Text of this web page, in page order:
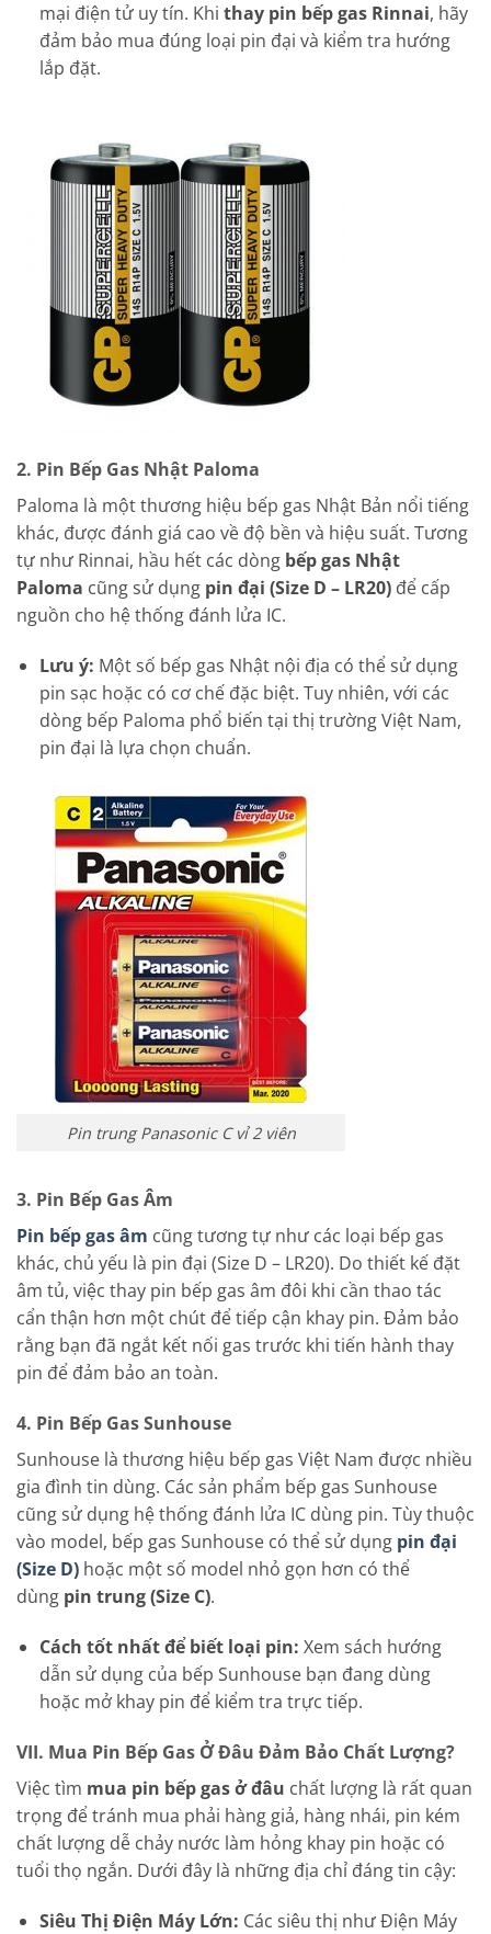
mại điện tử uy tín. Khi thay pin bếp gas Rinnai, hãy
đảm bảo mua đúng loại pin đại và kiểm tra hướng
lắp đặt.
2. Pin Bếp Gas Nhật Paloma
Paloma là một thương hiệu bếp gas Nhật Bản nổi tiếng
khác, được đánh giá cao về độ bền và hiệu suất. Tương
tự như Rinnai, hầu hết các dòng bếp gas Nhật
Paloma cũng sử dụng pin đại (Size D – LR20) để cấp
nguồn cho hệ thống đánh lửa IC.
Lưu ý: Một số bếp gas Nhật nội địa có thể sử dụng
pin sạc hoặc có cơ chế đặc biệt. Tuy nhiên, với các
dòng bếp Paloma phổ biến tại thị trường Việt Nam,
pin đại là lựa chọn chuẩn.
Pin trung Panasonic C vỉ 2 viên
3. Pin Bếp Gas Âm
Pin bếp gas âm cũng tương tự như các loại bếp gas
khác, chủ yếu là pin đại (Size D – LR20). Do thiết kế đặt
âm tủ, việc thay pin bếp gas âm đôi khi cần thao tác
cẩn thận hơn một chút để tiếp cận khay pin. Đảm bảo
rằng bạn đã ngắt kết nối gas trước khi tiến hành thay
pin để đảm bảo an toàn.
4. Pin Bếp Gas Sunhouse
Sunhouse là thương hiệu bếp gas Việt Nam được nhiều
gia đình tin dùng. Các sản phẩm bếp gas Sunhouse
cũng sử dụng hệ thống đánh lửa IC dùng pin. Tùy thuộc
vào model, bếp gas Sunhouse có thể sử dụng pin đại
(Size D) hoặc một số model nhỏ gọn hơn có thể
dùng pin trung (Size C).
Cách tốt nhất để biết loại pin: Xem sách hướng
dẫn sử dụng của bếp Sunhouse bạn đang dùng
hoặc mở khay pin để kiểm tra trực tiếp.
VII. Mua Pin Bếp Gas Ở Đâu Đảm Bảo Chất Lượng?
Việc tìm mua pin bếp gas ở đâu chất lượng là rất quan
trọng để tránh mua phải hàng giả, hàng nhái, pin kém
chất lượng dễ chảy nước làm hỏng khay pin hoặc có
tuổi thọ ngắn. Dưới đây là những địa chỉ đáng tin cậy:
Siêu Thị Điện Máy Lớn: Các siêu thị như Điện Máy